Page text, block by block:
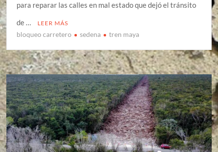
para reparar las calles en mal estado que dejó el tránsito
de …
LEER MÁS
bloqueo carretero sedena tren maya